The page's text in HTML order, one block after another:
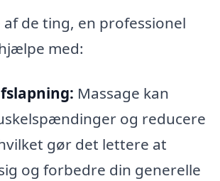
af de ting, en professionel
med:
Massage kan
og reducere
gør det lettere at
og forbedre din generelle